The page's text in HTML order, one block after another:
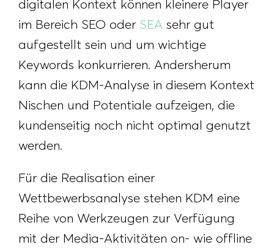
digitalen Kontext können kleinere Player
im Bereich SEO oder SEA sehr gut
aufgestellt sein und um wichtige
Keywords konkurrieren. Andersherum
kann die KDM-Analyse in diesem Kontext
Nischen und Potentiale aufzeigen, die
kundenseitig noch nicht optimal genutzt
werden.
Für die Realisation einer
Wettbewerbsanalyse stehen KDM eine
Reihe von Werkzeugen zur Verfügung
mit der Media-Aktivitäten on- wie offline